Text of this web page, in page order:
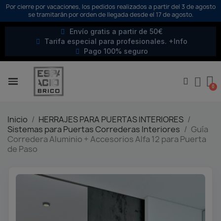
Por cierre por vacaciones, los pedidos realizados a partir del 3 de agosto
se tramitarán por orden de llegada desde el 17 de agosto.
Envío gratis a partir de 50€
Tarifa especial para profesionales. +Info
Pago 100% seguro
Inicio
HERRAJES PARA PUERTAS INTERIORES
Sistemas para Puertas Correderas Interiores
Guía
Corredera Aluminio + Accesorios Alfa 12 para Puerta
de Paso